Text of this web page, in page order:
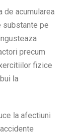
de acumularea
substante pe
precum
fizice
la
la afectiuni